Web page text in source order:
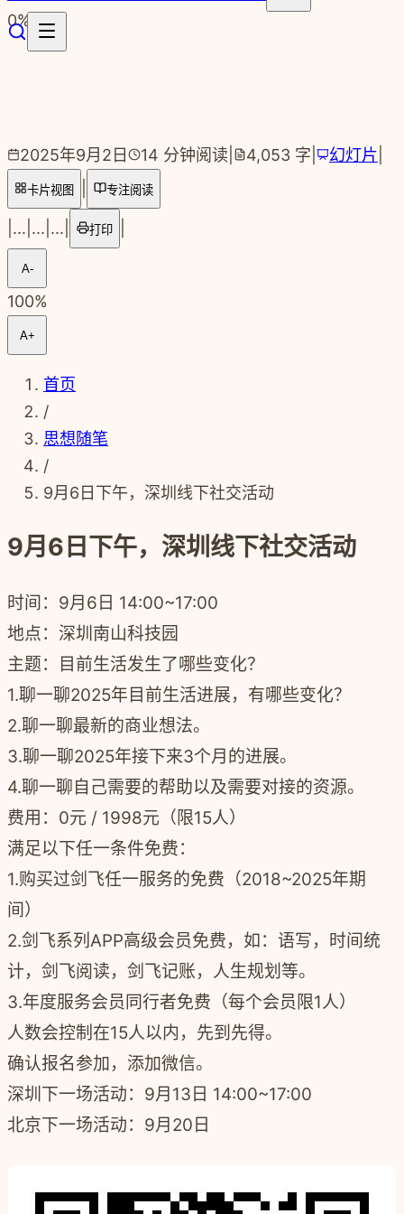
跳转到主要内容
0%
2025年9月2日 14 分钟阅读 4,053 字 幻灯片
卡片视图 专注阅读
... ... ... 打印
A-
100%
A+
首页
/
思想随笔
/
9月6日下午，深圳线下社交活动
9月6日下午，深圳线下社交活动
时间： 9月6日 14:00~17:00
地点： 深圳南山科技园
主题：
目前生活发生了哪些变化？
1.聊一聊2025年目前生活进展，有哪些变化？
2.聊一聊最新的商业想法。
3.聊一聊2025年接下来3个月的进展。
4.聊一聊自己需要的帮助以及需要对接的资源。
费用： 0元 / 1998元（限15人）
满足以下任一条件免费：
1.购买过剑飞任一服务的免费（2018~2025年期
间）
2.剑飞系列APP高级会员免费，如：语写，时间统
计，剑飞阅读，剑飞记账，人生规划等。
3.年度服务会员同行者免费（每个会员限1人）
人数会控制在15人以内，先到先得。
确认报名参加，添加微信。
深圳下一场活动：9月13日 14:00~17:00
北京下一场活动：9月20日